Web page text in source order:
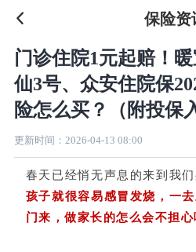
 保险资
门诊住院1元起赔！
仙3号、众安住院保
险怎么买？（附投保
更新时间： 2026-04-13 08:00
春天已经悄无声息的来到我
孩子就很容易感冒发烧， 一
门来，做家长的怎么会不担心